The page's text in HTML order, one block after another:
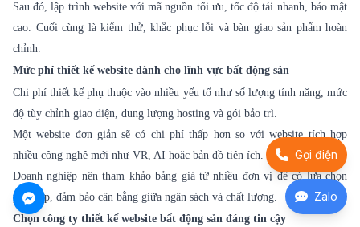
Sau đó, lập trình website với mã nguồn tối ưu, tốc độ tải nhanh, bảo mật
cao. Cuối cùng là kiểm thử, khắc phục lỗi và bàn giao sản phẩm hoàn
chỉnh.
Mức phí thiết kế website dành cho lĩnh vực bất động sản
Chi phí thiết kế phụ thuộc vào nhiều yếu tố như số lượng tính năng, mức
độ tùy chỉnh giao diện, dung lượng hosting và gói bảo trì.
Một website đơn giản sẽ có chi phí thấp hơn so với website tích hợp
nhiều công nghệ mới như VR, AI hoặc bản đồ tiện ích.
Doanh nghiệp nên tham khảo bảng giá từ nhiều đơn vị để có lựa chọn
phù hợp, đảm bảo cân bằng giữa ngân sách và chất lượng.
Chọn công ty thiết kế website bất động sản đáng tin cậy
Gọi điện
Zalo